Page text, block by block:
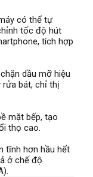
có thể tự
tốc độ hút
tích hợp
dầu mỡ hiệu
rửa bát, chỉ thị
mặt bếp, tạo
thọ cao.
tĩnh hơn hầu hết
ở chế độ